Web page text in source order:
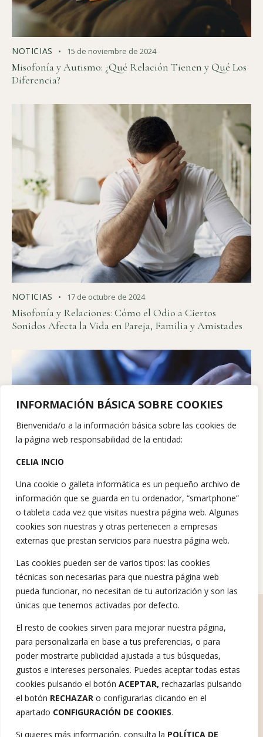
INFORMACIÓN BÁSICA SOBRE COOKIES
Bienvenida/o a la información básica sobre las cookies de
la página web responsabilidad de la entidad:
CELIA INCIO
Una cookie o galleta informática es un pequeño archivo de
información que se guarda en tu ordenador, “smartphone”
o tableta cada vez que visitas nuestra página web. Algunas
cookies son nuestras y otras pertenecen a empresas
externas que prestan servicios para nuestra página web.
Las cookies pueden ser de varios tipos: las cookies
técnicas son necesarias para que nuestra página web
pueda funcionar, no necesitan de tu autorización y son las
únicas que tenemos activadas por defecto.
El resto de cookies sirven para mejorar nuestra página,
para personalizarla en base a tus preferencias, o para
poder mostrarte publicidad ajustada a tus búsquedas,
gustos e intereses personales. Puedes aceptar todas estas
cookies pulsando el botón ACEPTAR, rechazarlas pulsando
el botón RECHAZAR o configurarlas clicando en el
apartado CONFIGURACIÓN DE COOKIES.
Si quieres más información, consulta la POLÍTICA DE
NOTICIAS 15 de noviembre de 2024
Misofonía y Autismo: ¿Qué Relación Tienen y Qué Los
Diferencia?
NOTICIAS 17 de octubre de 2024
Misofonía y Relaciones: Cómo el Odio a Ciertos
Sonidos Afecta la Vida en Pareja, Familia y Amistades
NOTICIAS 9 de octubre de 2024
Misofonía e Inteligencia ¿Qué relación existe?
Ofrecemos ayuda Psicológica.​Hablemos
Tratamiento misofonía Sobre mí Testimonios Talleres